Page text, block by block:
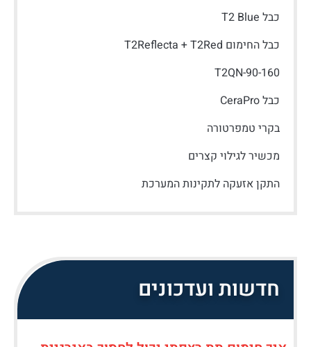
כבל T2 Blue
כבל החימום T2Reflecta + T2Red
T2QN-90-160
כבל CeraPro
בקרי טמפרטורה
מכשיר לגילוי קצרים
התקן אזעקה לתקינות המערכת
חדשות ועדכונים